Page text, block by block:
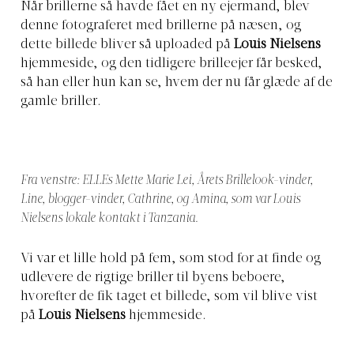
Når brillerne så havde fået en ny ejermand, blev
denne fotograferet med brillerne på næsen, og
dette billede bliver så uploaded på Louis Nielsens
hjemmeside, og den tidligere brilleejer får besked,
så han eller hun kan se, hvem der nu får glæde af de
gamle briller.
Fra venstre: ELLEs Mette Marie Lei, Årets Brillelook-vinder,
Line, blogger-vinder, Cathrine, og Amina, som var Louis
Nielsens lokale kontakt i Tanzania.
Vi var et lille hold på fem, som stod for at finde og
udlevere de rigtige briller til byens beboere,
hvorefter de fik taget et billede, som vil blive vist
på Louis Nielsens hjemmeside.